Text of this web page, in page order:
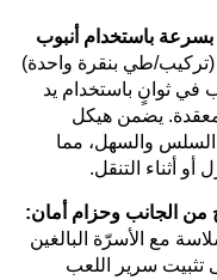
باستخدام أنبوب
(تركيب/طي بنقرة واحدة)
في ثوانٍ باستخدام يد
يضمن هيكل
السلس والسهل، مما
أو أثناء التنقل.
من الجانب وحزام أمان:
مع الأسرّة البالغين
تثبيت سرير اللعب